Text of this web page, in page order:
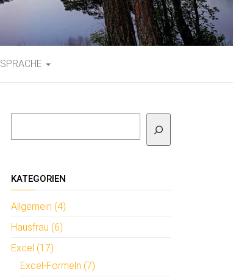
SPRACHE
KATEGORIEN
Allgemein (4)
Hausfrau (6)
Excel (17)
Excel-Formeln (7)